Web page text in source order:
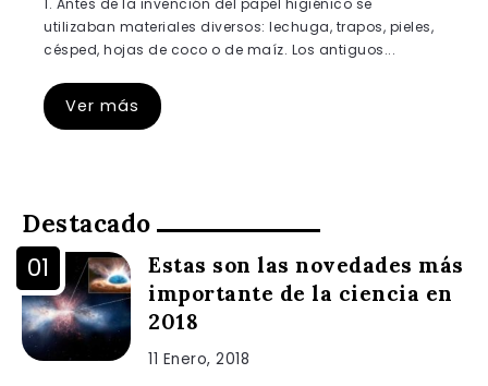
1. Antes de la invención del papel higiénico se
utilizaban materiales diversos: lechuga, trapos, pieles,
césped, hojas de coco o de maíz. Los antiguos...
Ver más
Destacado
Estas son las novedades más
importante de la ciencia en
2018
11 Enero, 2018